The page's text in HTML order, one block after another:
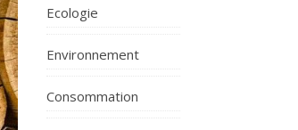
Ecologie
Environnement
Consommation